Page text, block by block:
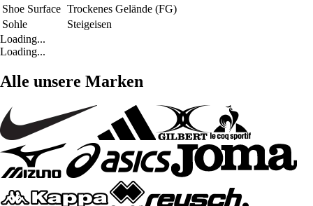
Shoe Surface Trockenes Gelände (FG)
Sohle
Steigeisen
Loading...
Loading...
Alle unsere Marken